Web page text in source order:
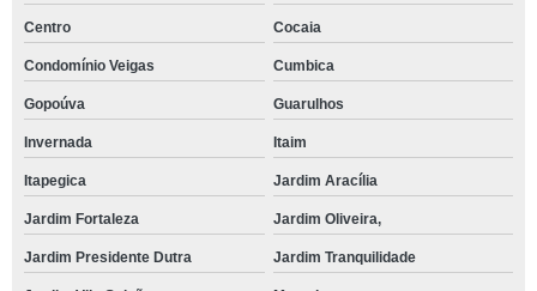
Centro Cocaia
Condomínio Veigas Cumbica
Gopoúva Guarulhos
Invernada Itaim
Itapegica Jardim Aracília
Jardim Fortaleza Jardim Oliveira,
Jardim Presidente Dutra Jardim Tranquilidade